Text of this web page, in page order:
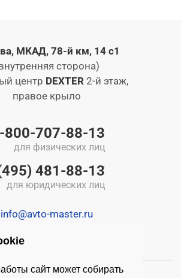
сайт может собирать
МКАД, 78-й км, 14 с1
сторона)
центр DEXTER 2-й этаж,
правое крыло
800-707-88-13
для физических лиц
481-88-13
для юридических лиц
info@avto-master.ru